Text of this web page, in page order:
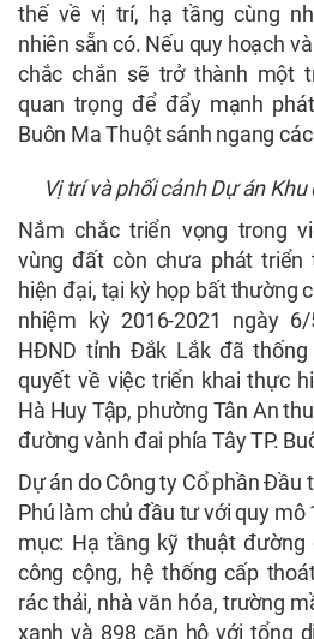
thế về vị trí, hạ tầng cùng
nhiên sẵn có. Nếu quy hoạch
chắc chắn sẽ trở thành một
quan trọng để đẩy mạnh
Buôn Ma Thuột sánh ngang
Vị trí và phối cảnh Dự án
Nắm chắc triển vọng trong
vùng đất còn chưa phát
hiện đại, tại kỳ họp bất thường
nhiệm kỳ 2016-2021 ngày
HĐND tỉnh Đắk Lắk đã
quyết về việc triển khai thực
Hà Huy Tập, phường Tân An
đường vành đai phía Tây TP.
Dự án do Công ty Cổ phần Đầu
Phú làm chủ đầu tư với quy mô
mục: Hạ tầng kỹ thuật đường
công cộng, hệ thống cấp
rác thải, nhà văn hóa, trường
xanh và 898 căn hộ với tổng